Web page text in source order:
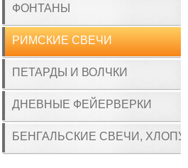
ФОНТАНЫ
РИМСКИЕ СВЕЧИ
ПЕТАРДЫ И ВОЛЧКИ
ДНЕВНЫЕ ФЕЙЕРВЕРКИ
БЕНГАЛЬСКИЕ СВЕЧИ,